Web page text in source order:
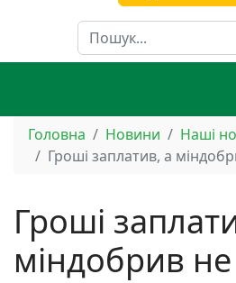
Пошук
Головна Новини
Наші
Гроші заплатив, а
Гроші
міндобрив